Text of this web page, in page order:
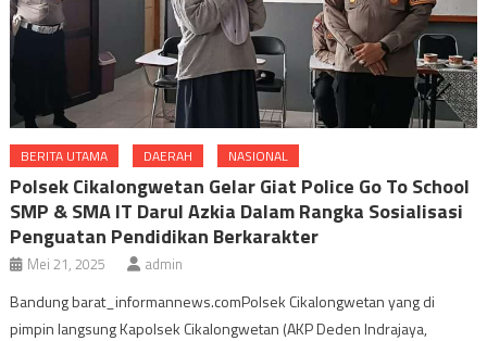
BERITA UTAMA DAERAH NASIONAL
Polsek Cikalongwetan Gelar Giat Police Go To School
SMP & SMA IT Darul Azkia Dalam Rangka Sosialisasi
Penguatan Pendidikan Berkarakter
Mei 21, 2025 admin
Bandung barat_informannews.comPolsek Cikalongwetan yang di
pimpin langsung Kapolsek Cikalongwetan (AKP Deden Indrajaya,